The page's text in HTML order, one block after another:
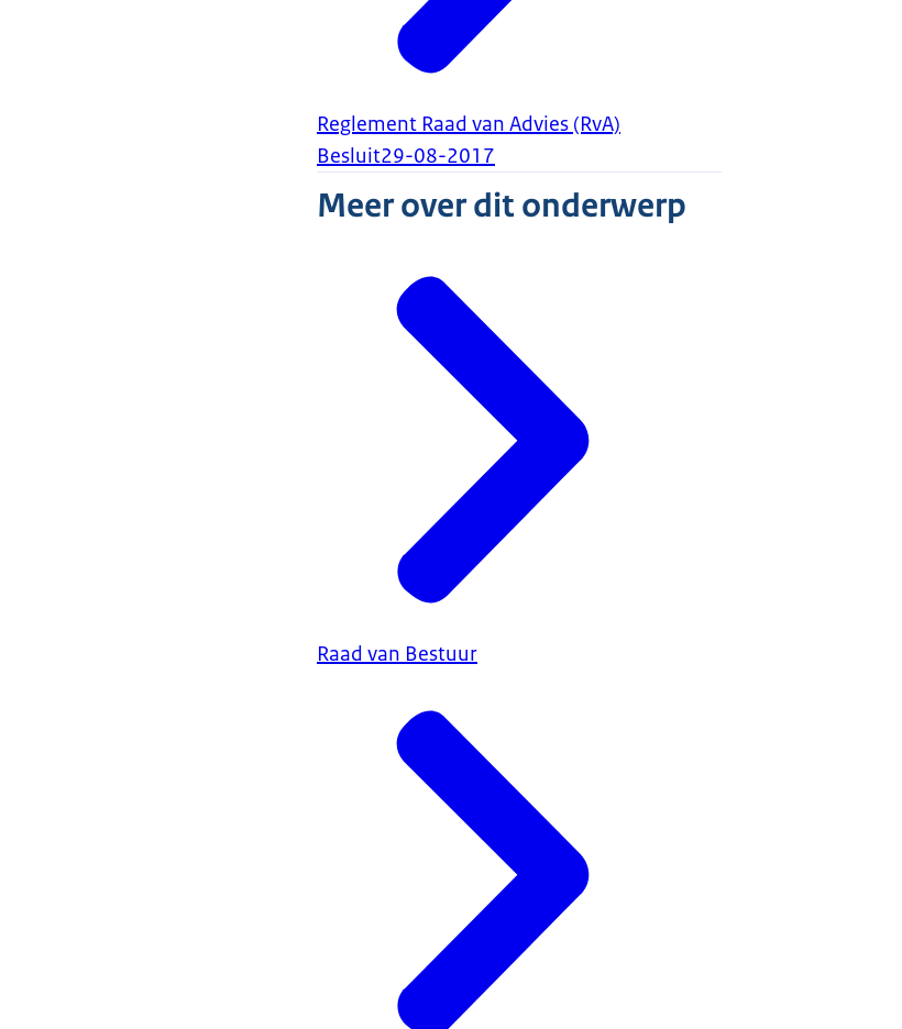
Reglement Raad van Advies (RvA)
Besluit29-08-2017
Meer over dit onderwerp
Raad van Bestuur